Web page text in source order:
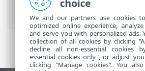
Dosyalar
choice
We and our partners use cookies
optimized online experience,
and serve you with personalized ads.
collection of all cookies by clicking
decline all non-essential cookies
essential cookies only", or adjust
clicking "Manage cookies". You